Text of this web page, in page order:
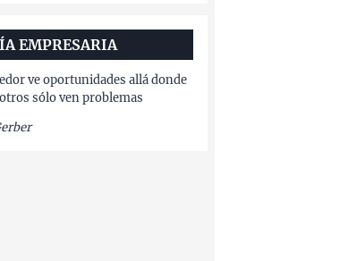
EMPRESARIA
ve oportunidades allá donde
sólo ven problemas